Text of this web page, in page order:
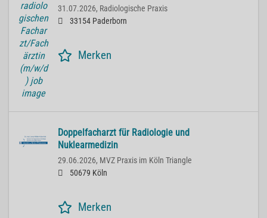
31.07.2026, Radiologische Praxis
33154 Paderborn
Merken
Doppelfacharzt für Radiologie und
Nuklearmedizin
29.06.2026, MVZ Praxis im Köln Triangle
50679 Köln
Merken